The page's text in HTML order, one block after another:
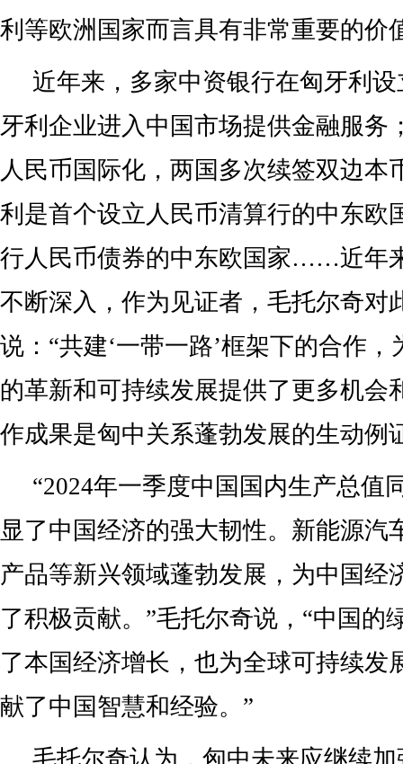
利等欧洲国家而言具有非常重要的价
近年来，多家中资银行在匈牙利
牙利企业进入中国市场提供金融服务
人民币国际化，两国多次续签双边本
利是首个设立人民币清算行的中东欧
行人民币债券的中东欧国家……近年
不断深入，作为见证者，毛托尔奇对
说：“共建‘一带一路’框架下的合作
的革新和可持续发展提供了更多机会
作成果是匈中关系蓬勃发展的生动例
“2024年一季度中国国内生产总值
显了中国经济的强大韧性。新能源汽
产品等新兴领域蓬勃发展，为中国经
了积极贡献。”毛托尔奇说，“中国的
了本国经济增长，也为全球可持续发
献了中国智慧和经验。”
毛托尔奇认为，匈中未来应继续